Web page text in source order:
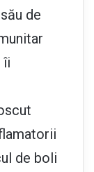
de
îi
de boli